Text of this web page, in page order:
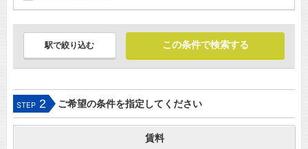
駅で絞り込む
STEP 2 ご希望の条件を指定してください
賃料